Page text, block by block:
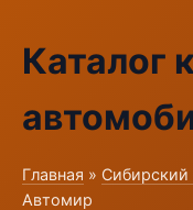
Каталог
Главная » Сибирский
Автомир